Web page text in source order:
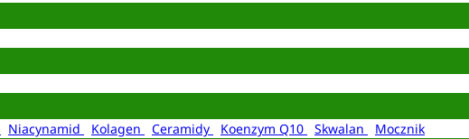
Niacynamid Kolagen Ceramidy Koenzym Q10 Skwalan
Mocznik